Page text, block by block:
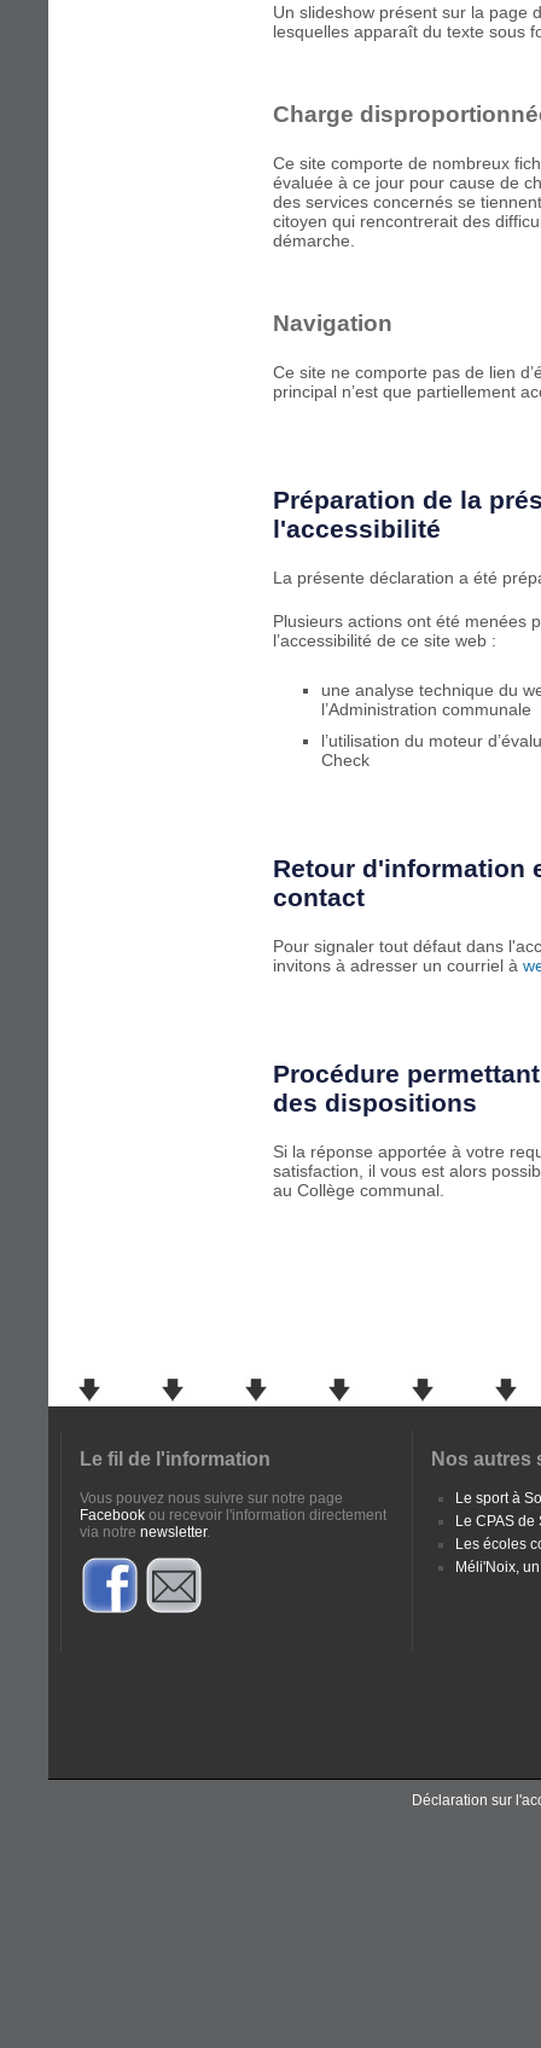
Un slideshow présent sur la page
lesquelles apparaît du texte sous
Charge
Ce site comporte de nombreux
évaluée à ce jour pour cause de
des services concernés se
citoyen qui rencontrerait des
démarche.
Navigation
Ce site ne comporte pas de lien
principal n’est que partiellement
Préparation de la
l'accessibilité
La présente déclaration a été
Plusieurs actions ont été menées
l’accessibilité de ce site web :
une analyse technique du
l’Administration communale
l’utilisation du moteur
Check
Retour d'information
contact
Pour signaler tout défaut dans
invitons à adresser un courriel à
Procédure
des dispositions
Si la réponse apportée à votre
satisfaction, il vous est alors
au Collège communal.
Le fil de l'information
Vous pouvez nous suivre sur notre page
Facebook ou recevoir l'information directement
via notre newsletter.
Nos autres
Le sport à
Le CPAS
Les écoles
Méli'Noix,
Déclaration sur